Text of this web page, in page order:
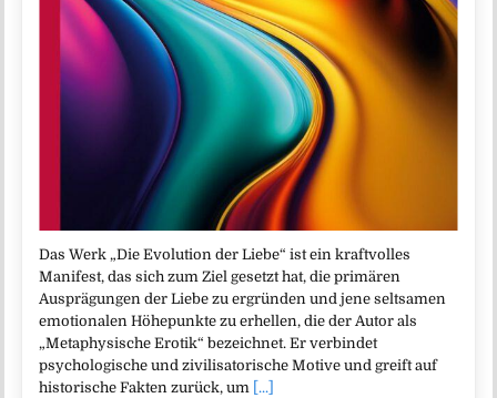
Das Werk „Die Evolution der Liebe“ ist ein kraftvolles
Manifest, das sich zum Ziel gesetzt hat, die primären
Ausprägungen der Liebe zu ergründen und jene seltsamen
emotionalen Höhepunkte zu erhellen, die der Autor als
„Metaphysische Erotik“ bezeichnet. Er verbindet
psychologische und zivilisatorische Motive und greift auf
historische Fakten zurück, um [...]